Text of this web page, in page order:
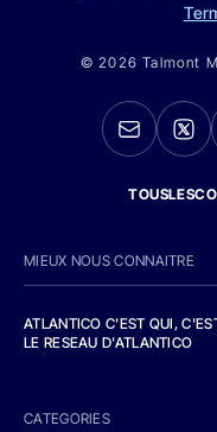
© 2026 Talmont
MIEUX NOUS CONNAITRE
ATLANTICO C'EST QUI,
LE RESEAU D'ATLANTICO
CATEGORIES